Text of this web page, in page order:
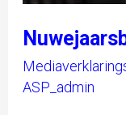
ASP_admin